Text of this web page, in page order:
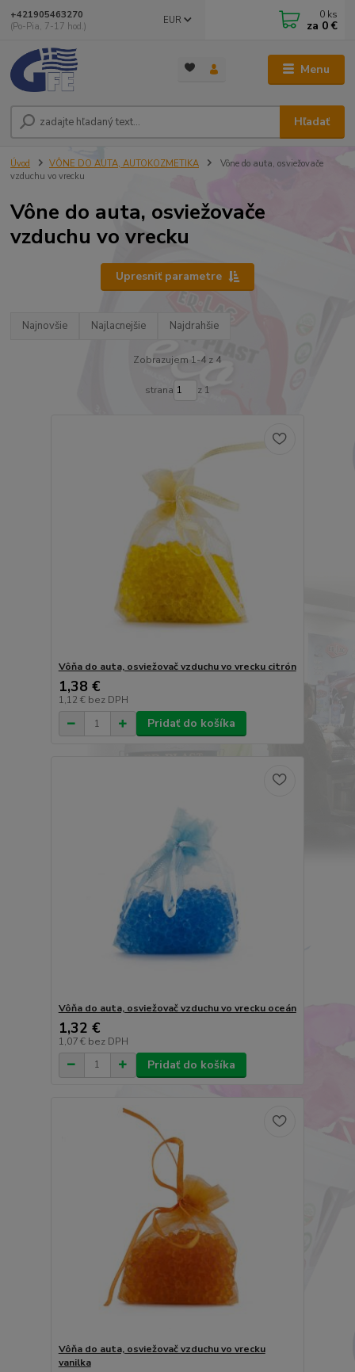
Menu
EUR
Hľadať
+421905463270
(Po-Pia, 7-17 hod.)
0 ks
za 0 €
Úvod VÔNE DO AUTA, AUTOKOZMETIKA
Vône do auta, osviežovače
vzduchu vo vrecku
Vône do auta, osviežovače
vzduchu vo vrecku
Upresniť parametre
Najnovšie Najlacnejšie Najdrahšie
Zobrazujem 1-4 z 4
strana z 1
Vôňa do auta, osviežovač vzduchu vo vrecku citrón
1,38 €
1,12 € bez DPH
Pridať do košíka
Vôňa do auta, osviežovač vzduchu vo vrecku oceán
1,32 €
1,07 € bez DPH
Pridať do košíka
Vôňa do auta, osviežovač vzduchu vo vrecku
vanilka